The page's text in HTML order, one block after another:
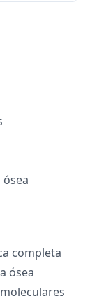
completa
ósea